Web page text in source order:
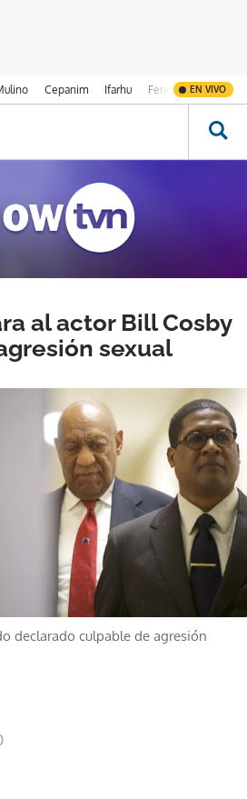
Cepanim Ifarhu Fenómeno de El
EN VIVO
al actor Bill Cosby
sexual
declarado culpable de agresión